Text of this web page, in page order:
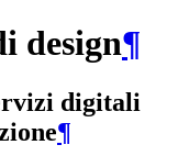
design¶
digitali
¶